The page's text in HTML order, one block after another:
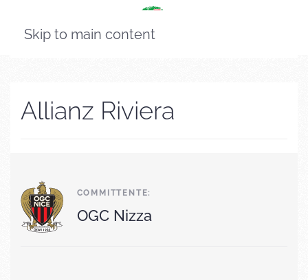
Skip to main content
Allianz Riviera
COMMITTENTE:
OGC Nizza